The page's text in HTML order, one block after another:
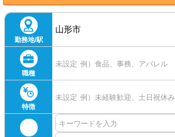
勤務地/駅
山形市
職種
未設定 例）食品、事務、アパレル
特徴
未設定 例）未経験歓迎、土日祝休み